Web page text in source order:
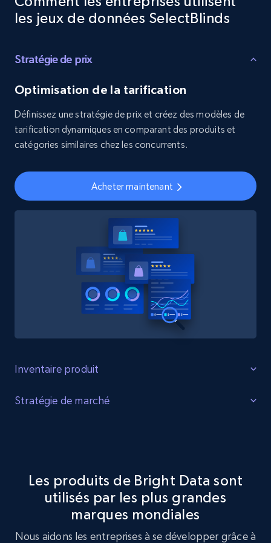
les jeux de données SelectBlinds
Stratégie de prix
Optimisation de la tarification
Définissez une stratégie de prix et créez des modèles de
tarification dynamiques en comparant des produits et
catégories similaires chez les concurrents.
Acheter maintenant
Inventaire produit
Identifier les lacunes
Acheter maintenant
Stratégie de marché
tendances clés et les préférences des clients.
Les produits de Bright Data sont
utilisés par les plus grandes
marques mondiales
Nous aidons les entreprises à se développer grâce à